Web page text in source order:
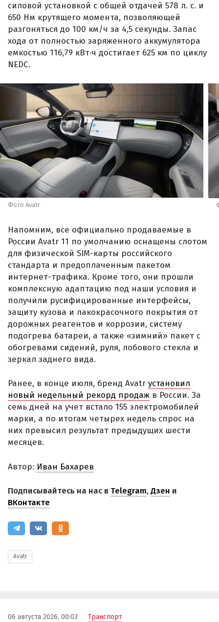
силовой установкой с общей отдачей 578 л. с. и
650 Нм крутящего момента, позволяющей
разгоняться до 100 км/ч за 4,5 секунды. Запас
хода от полностью заряженного аккумулятора
емкостью 116,79 кВт·ч достигает 625 км по циклу
NEDC.
Фото Avatr
Напомним, все официально продаваемые в
России Avatr 11 по умолчанию оснащены слотом
для физической SIM-карты российского
стандарта и предоплаченным пакетом
интернет-трафика. Кроме того, они прошли
комплексную адаптацию под наши условия и
получили русифицированные интерфейсы,
защиту кузова и лакокрасочного покрытия от
дорожных реагентов и коррозии, систему
подогрева батареи, а также «зимний» пакет с
обогревами сидений, руля, лобового стекла и
зеркал заднего вида.
Ранее, в конце июля, бренд Avatr установил
новый недельный рекорд продаж в России. За
семь дней на учет встало 155 электромобилей
марки, а по итогам четырех недель спрос на
них превысил результат предыдущих шести
месяцев.
Автор: Иван Бахарев
Подписывайтесь на нас в Telegram,Дзен и
ВКонтакте
Avatr
06 августа 2026, 00:03 Транспорт